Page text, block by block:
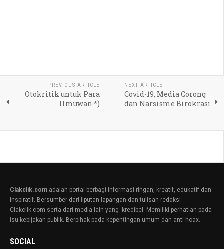
PREVIOUS ARTICLE
Otokritik untuk Para
Ilmuwan *)
NEXT ARTICLE
Covid-19, Media Corong
dan Narsisme Birokrasi
Clakclik.com adalah portal berbagi informasi ringan, kreatif, edukatif dan
inspiratif. Bersumber dari liputan lapangan dan tulisan redaksi
Clakclik.com serta dari media lain yang kredibel. Memiliki perhatian pada
isu kebijakan publik. Berpihak pada kepentingan umum dan anti hoax.
SOCIAL